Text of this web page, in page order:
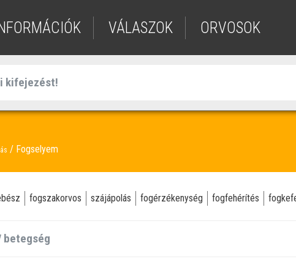
VÁLASZOK ORVOSOK
Fogselyem
fogszakorvos szájápolás fogérzékenység fogfehérítés